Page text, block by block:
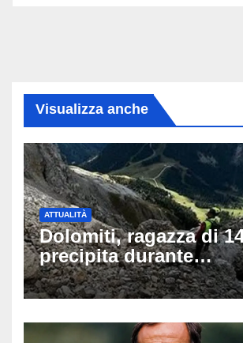
Visualizza anche
ATTUALITÀ
Dolomiti, ragazza di
precipita durante
un’escursione:
Latemar davanti alla